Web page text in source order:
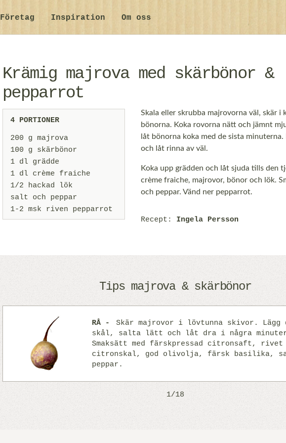
Företag Inspiration Om oss
Krämig majrova med skärbönor &
pepparrot
4 PORTIONER
200 g majrova
100 g skärbönor
1 dl grädde
1 dl crème fraiche
1/2 hackad lök
salt och peppar
1-2 msk riven pepparrot
Skala eller skrubba majrovorna väl, skär i
bönorna. Koka rovorna nätt och jämnt
låt bönorna koka med de sista
och låt rinna av väl.
Koka upp grädden och låt sjuda tills den
crème fraiche, majrovor, bönor och lök.
och peppar. Vänd ner pepparrot.
Recept: Ingela Persson
Tips majrova & skärbönor
RÅ
Skär majrovor i lövtunna skivor. Lägg
skål, salta lätt och låt dra i några
Smaksätt med färskpressad citronsaft, rivet
citronskal, god olivolja, färsk basilika,
peppar.
1/18